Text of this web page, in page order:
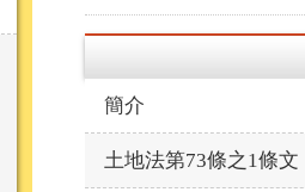
簡介
土地法第73條之1條文